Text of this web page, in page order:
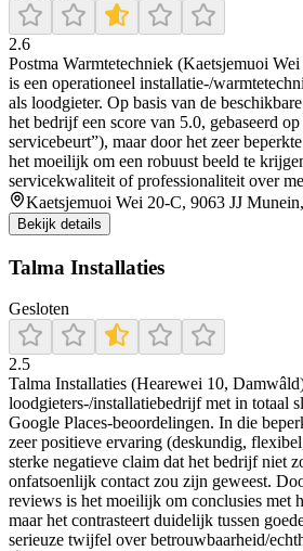
2.6
Postma Warmtetechniek (Kaetsjemuoi
is een operationeel installatie-/
als loodgieter. Op basis van de
het bedrijf een score van 5.0, gebaseerd
servicebeurt”), maar door het zeer
het moeilijk om een robuust beeld te
servicekwaliteit of professionaliteit over
Kaetsjemuoi Wei 20-C, 9063 JJ
Bekijk details
Talma Installaties
Gesloten
2.5
Talma Installaties (Hearewei 10,
loodgieters-/installatiebedrijf met in totaal
Google Places-beoordelingen. In die
zeer positieve ervaring (deskundig,
sterke negatieve claim dat het bedrijf niet
onfatsoenlijk contact zou zijn geweest.
reviews is het moeilijk om conclusies met
maar het contrasteert duidelijk tussen
serieuze twijfel over betrouwbaarheid/